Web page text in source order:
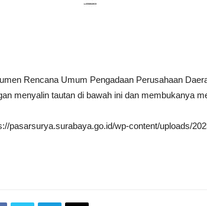
Rencana Umum Pengadaan Perusahaan
menyalin tautan di bawah ini dan membukanya
pasarsurya.surabaya.go.id/wp-content/uploads/